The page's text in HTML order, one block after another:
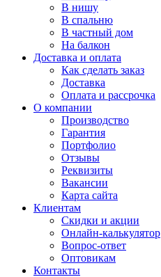
В нишу
В спальню
В частный дом
На балкон
Доставка и оплата
Как сделать заказ
Доставка
Оплата и рассрочка
О компании
Производство
Гарантия
Портфолио
Отзывы
Реквизиты
Вакансии
Карта сайта
Клиентам
Скидки и акции
Онлайн-калькулятор
Вопрос-ответ
Оптовикам
Контакты